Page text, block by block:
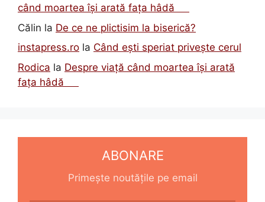
când moartea își arată fața hâdă
Călin la De ce ne plictisim la biserică?
instapress.ro la Când ești speriat privește cerul
Rodica la Despre viață când moartea își arată
fața hâdă
ABONARE
Primește noutățile pe email